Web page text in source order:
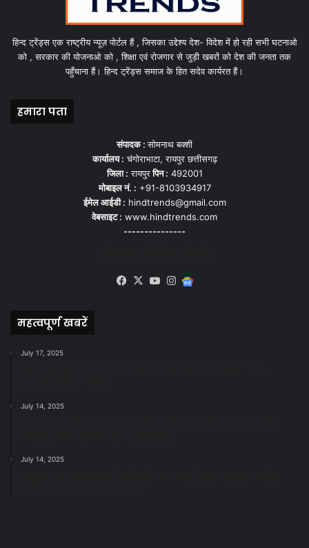
हिन्द ट्रेंड्स एक राष्ट्रीय न्यूज़ पोर्टल हैं , जिसका उद्देश्य देश- विदेश में हो रही सभी घटनाओ
को , सरकार की योजनाओ को , शिक्षा एवं रोजगार से जुड़ी खबरों को देश की जनता तक
पहुँचाना हैं। हिन्द ट्रेंड्स समाज के हित सदेव कार्यरत हैं।
हमारा पता
संपादक :सोमनाथ बक्शी
कार्यालय : चंगोराभाटा, रायपुर छत्तीसगढ़
जिला : रायपुरपिन : 492001
मोबाइल नं. : +91-8103934917
ईमेल आईडी : hindtrends@gmail.com
वेबसाइट : www.hindtrends.com
---------------
Facebook
X YouTubeInstagram
महत्वपूर्ण खबरें
July 17, 2025
July 14, 2025
July 14, 2025